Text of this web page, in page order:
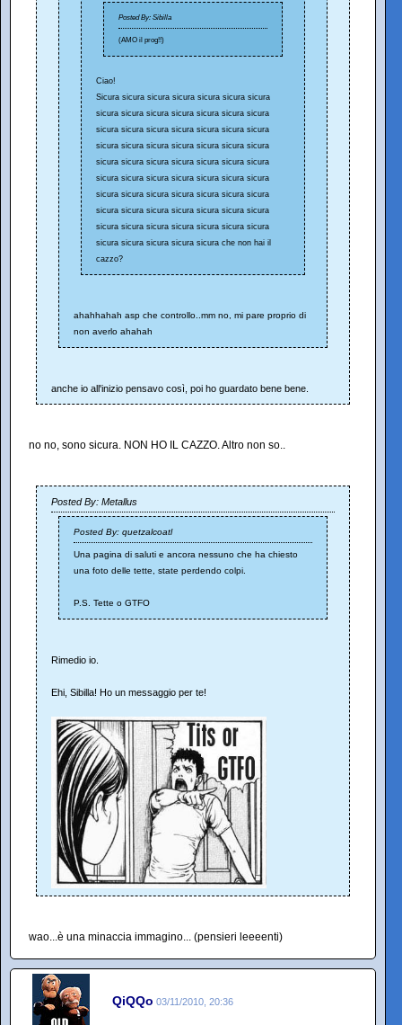
Posted By: Sibilla
(AMO il prog!!)
Ciao!
Sicura sicura sicura sicura sicura sicura sicura
sicura sicura sicura sicura sicura sicura sicura
sicura sicura sicura sicura sicura sicura sicura
sicura sicura sicura sicura sicura sicura sicura
sicura sicura sicura sicura sicura sicura sicura
sicura sicura sicura sicura sicura sicura sicura
sicura sicura sicura sicura sicura sicura sicura
sicura sicura sicura sicura sicura sicura sicura
sicura sicura sicura sicura sicura sicura sicura
sicura sicura sicura sicura sicura che non hai il
cazzo?
ahahhahah asp che controllo..mm no, mi pare proprio di
non averlo ahahah
anche io all'inizio pensavo così, poi ho guardato bene bene.
no no, sono sicura. NON HO IL CAZZO. Altro non so..
Posted By: Metallus
Posted By: quetzalcoatl
Una pagina di saluti e ancora nessuno che ha chiesto
una foto delle tette, state perdendo colpi.
P.S. Tette o GTFO
Rimedio io.
Ehi, Sibilla! Ho un messaggio per te!
wao...è una minaccia immagino... (pensieri leeeenti)
QiQQo 03/11/2010, 20:36